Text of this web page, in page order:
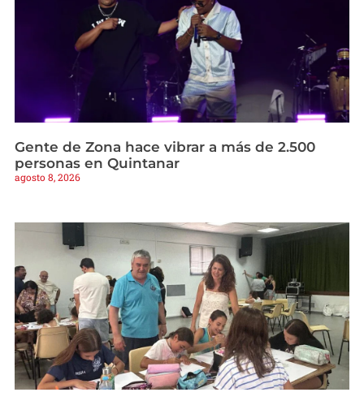
Gente de Zona hace vibrar a más de 2.500
personas en Quintanar
agosto 8, 2026